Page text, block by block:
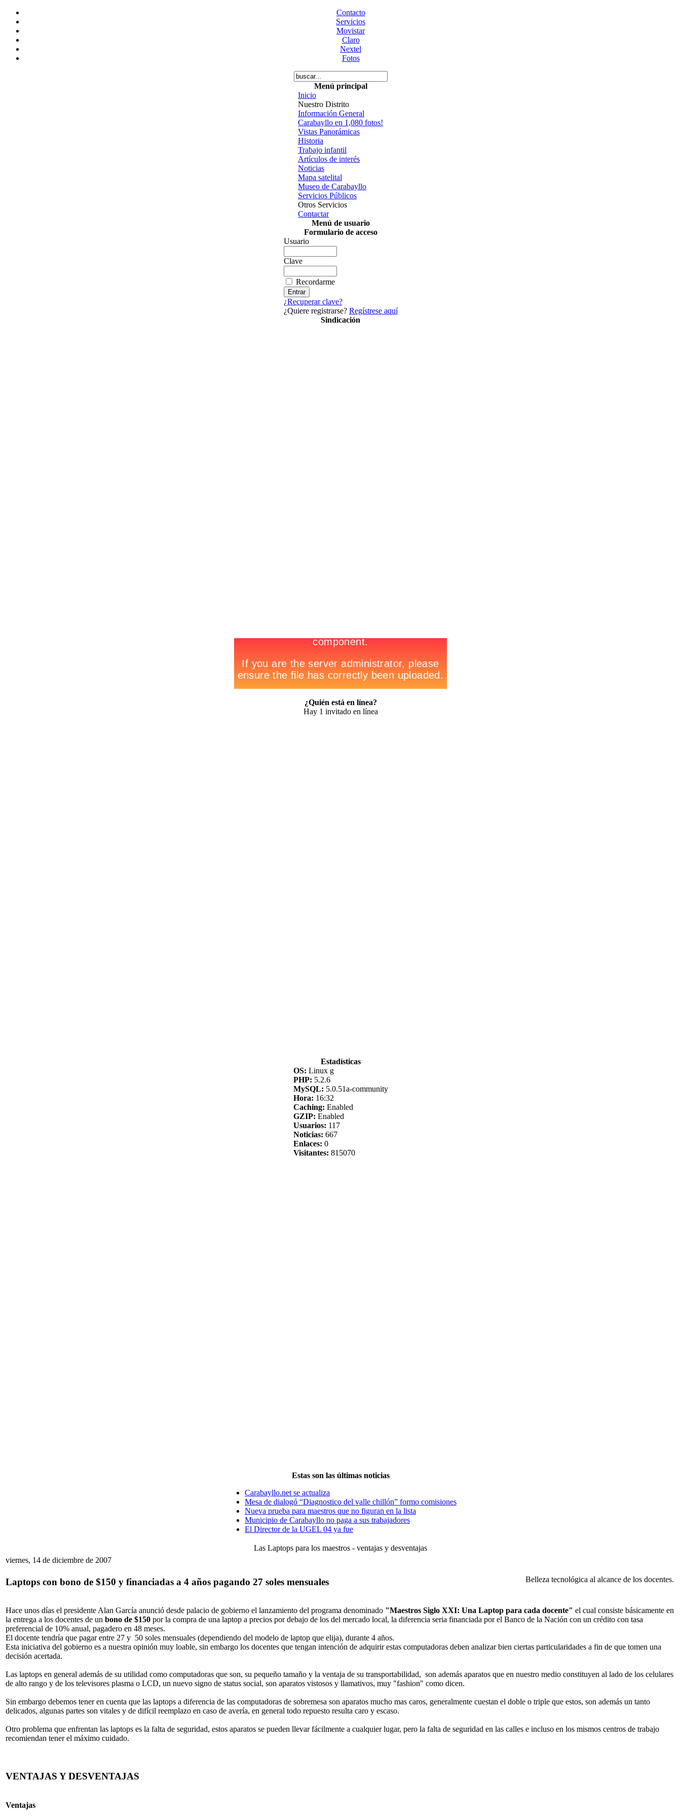
Contacto
Servicios
Movistar
Claro
Nextel
Fotos
Menú principal
Inicio
Nuestro Distrito
Información General
Carabayllo en 1,080 fotos!
Vistas Panorámicas
Historia
Trabajo infantil
Artículos de interés
Noticias
Mapa satelital
Museo de Carabayllo
Servicios Públicos
Otros Servicios
Contactar
Menú de usuario
Formulario de acceso
Usuario
Clave
Recordarme
¿Recuperar clave?
¿Quiere registrarse? Regístrese aquí
Sindicación
¿Quién está en línea?
Hay 1 invitado en línea
Estadísticas
OS: Linux g
PHP: 5.2.6
MySQL: 5.0.51a-community
Hora: 16:32
Caching: Enabled
GZIP: Enabled
Usuarios: 117
Noticias: 667
Enlaces: 0
Visitantes: 815070
Estas son las últimas noticias
Carabayllo.net se actualiza
Mesa de dialogó “Diagnostico del valle chillón” formo comisiones
Nueva prueba para maestros que no figuran en la lista
Municipio de Carabayllo no paga a sus trabajadores
El Director de la UGEL 04 ya fue
Las Laptops para los maestros - ventajas y desventajas
viernes, 14 de diciembre de 2007
Belleza tecnológica al alcance de los docentes.
Laptops con bono de $150 y financiadas a 4 años pagando 27 soles mensuales
Hace unos días el presidente Alan García anunció desde palacio de gobierno el lanzamiento del programa denominado "Maestros Siglo XXI: Una Laptop para cada docente" el cual consiste básicamente en
la entrega a los docentes de un bono de $150 por la compra de una laptop a precios por debajo de los del mercado local, la diferencia seria financiada por el Banco de la Nación con un crédito con tasa
preferencial de 10% anual, pagadero en 48 meses.
El docente tendría que pagar entre 27 y 50 soles mensuales (dependiendo del modelo de laptop que elija), durante 4 años.
Esta iniciativa del gobierno es a nuestra opinión muy loable, sin embargo los docentes que tengan intención de adquirir estas computadoras deben analizar bien ciertas particularidades a fin de que tomen una
decisión acertada.
Las laptops en general además de su utilidad como computadoras que son, su pequeño tamaño y la ventaja de su transportabilidad, son además aparatos que en nuestro medio constituyen al lado de los celulares
de alto rango y de los televisores plasma o LCD, un nuevo signo de status social, son aparatos vistosos y llamativos, muy "fashion" como dicen.
Sin embargo debemos tener en cuenta que las laptops a diferencia de las computadoras de sobremesa son aparatos mucho mas caros, generalmente cuestan el doble o triple que estos, son además un tanto
delicados, algunas partes son vitales y de difícil reemplazo en caso de avería, en general todo repuesto resulta caro y escaso.
Otro problema que enfrentan las laptops es la falta de seguridad, estos aparatos se pueden llevar fácilmente a cualquier lugar, pero la falta de seguridad en las calles e incluso en los mismos centros de trabajo
recomiendan tener el máximo cuidado.
VENTAJAS Y DESVENTAJAS
Ventajas